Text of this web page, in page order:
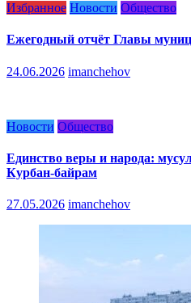
Избранное Новости Общество
Ежегодный отчёт Главы
24.06.2026 imanchehov
Новости Общество
Единство веры и народа:
Курбан-байрам
27.05.2026 imanchehov